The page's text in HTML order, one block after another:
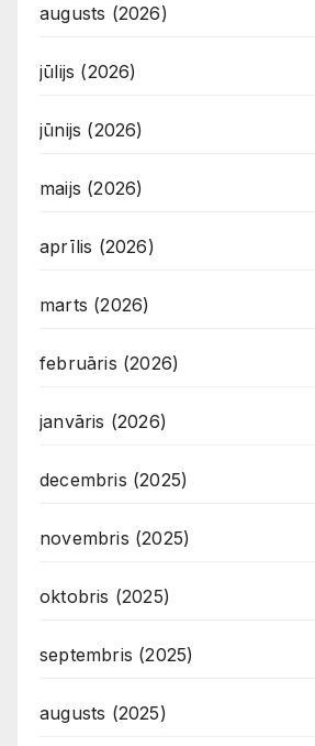
augusts (2026)
jūlijs (2026)
jūnijs (2026)
maijs (2026)
aprīlis (2026)
marts (2026)
februāris (2026)
janvāris (2026)
decembris (2025)
novembris (2025)
oktobris (2025)
septembris (2025)
augusts (2025)